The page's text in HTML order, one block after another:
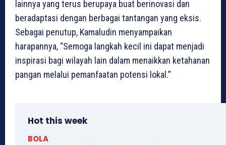
lainnya yang terus berupaya buat berinovasi dan
beradaptasi dengan berbagai tantangan yang eksis.
Sebagai penutup, Kamaludin menyampaikan
harapannya, “Semoga langkah kecil ini dapat menjadi
inspirasi bagi wilayah lain dalam menaikkan ketahanan
pangan melalui pemanfaatan potensi lokal.”
Hot this week
BOLA